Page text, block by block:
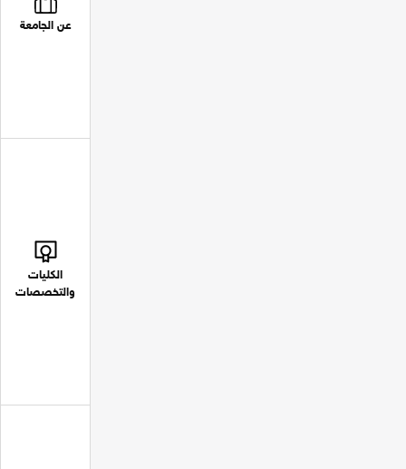
عن الجامعة
الكليات
والتخصصات